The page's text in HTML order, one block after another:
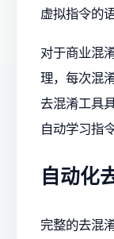
虚拟指令的
对于商业混
理，每次混
去混淆工具
自动学习指
自动化
完整的去混